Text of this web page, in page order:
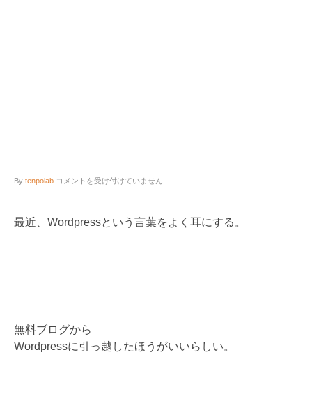
By tenpolab 無
グ
ブ
ロ
グ”WordPress”を
コメントを受け付けていません
最近、Wordpressという言葉をよく耳にする。
無料ブログから
Wordpressに引っ越したほうがいいらしい。